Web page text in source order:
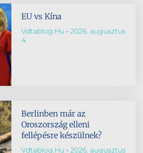
EU vs Kína
Vdtablog.hu
2026. augusztus
4.
Berlinben már az
Oroszország elleni
fellépésre készülnek?
Vdtablog.hu
2026. augusztus